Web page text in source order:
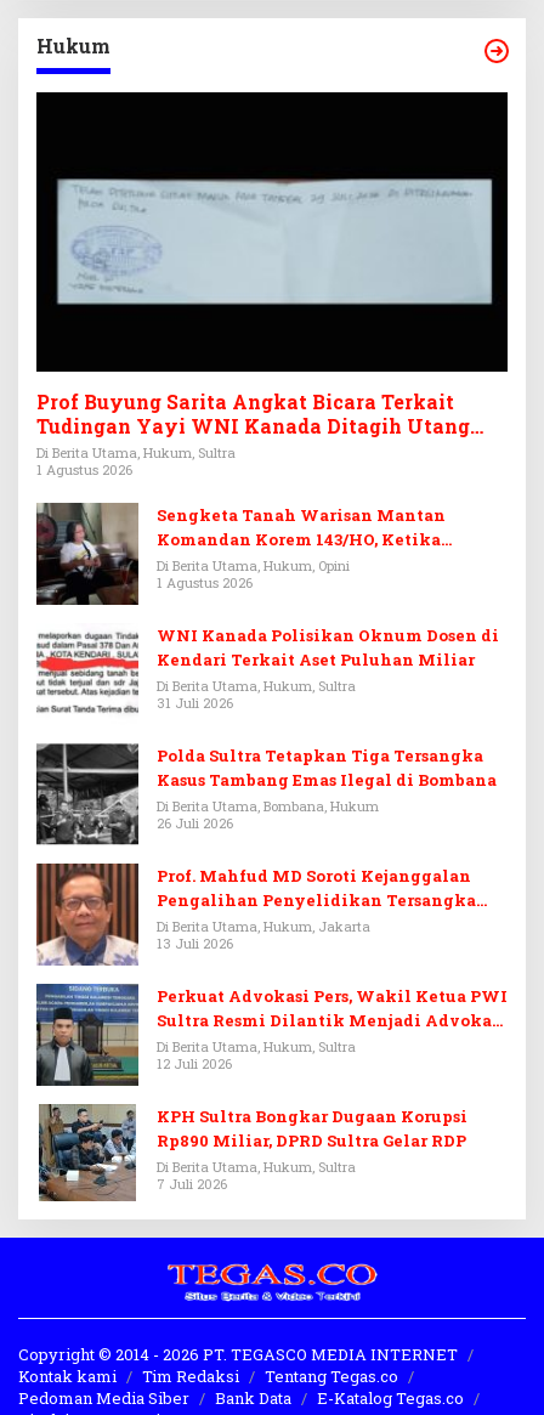
Hukum
Prof Buyung Sarita Angkat Bicara Terkait
Tudingan Yayi WNI Kanada Ditagih Utang
Rp3,6 Miliar
Di Berita Utama, Hukum, Sultra
1 Agustus 2026
Sengketa Tanah Warisan Mantan
Komandan Korem 143/HO, Ketika
Warisan Menjadi Arena Pemerasan
Di Berita Utama, Hukum, Opini
1 Agustus 2026
WNI Kanada Polisikan Oknum Dosen di
Kendari Terkait Aset Puluhan Miliar
Di Berita Utama, Hukum, Sultra
31 Juli 2026
Polda Sultra Tetapkan Tiga Tersangka
Kasus Tambang Emas Ilegal di Bombana
Di Berita Utama, Bombana, Hukum
26 Juli 2026
Prof. Mahfud MD Soroti Kejanggalan
Pengalihan Penyelidikan Tersangka
Febrie Adriansyah
Di Berita Utama, Hukum, Jakarta
13 Juli 2026
Perkuat Advokasi Pers, Wakil Ketua PWI
Sultra Resmi Dilantik Menjadi Advokat
PERADI
Di Berita Utama, Hukum, Sultra
12 Juli 2026
KPH Sultra Bongkar Dugaan Korupsi
Rp890 Miliar, DPRD Sultra Gelar RDP
Di Berita Utama, Hukum, Sultra
7 Juli 2026
Copyright © 2014 - 2026 PT. TEGASCO MEDIA INTERNET
Kontak kami
Tim Redaksi
Tentang Tegas.co
Pedoman Media Siber
Bank Data
E-Katalog Tegas.co